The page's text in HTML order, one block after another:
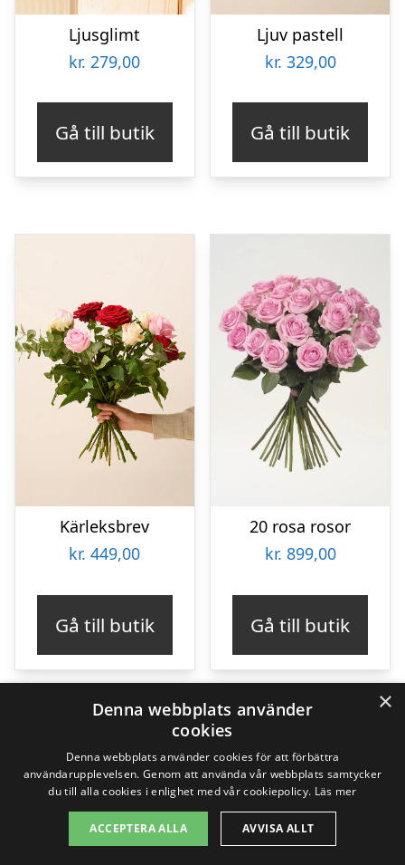
Ljusglimt
kr. 279,00
Gå till butik
Ljuv pastell
kr. 329,00
Gå till butik
Kärleksbrev
kr. 449,00
Gå till butik
20 rosa rosor
kr. 899,00
Gå till butik
Produkter 190190
produkter
Copyright 2026 - Pilanto Aps
×
Denna webbplats använder
cookies
Denna webbplats använder cookies för att förbättra
användarupplevelsen. Genom att använda vår webbplats samtycker
du till alla cookies i enlighet med vår cookiepolicy. Läs mer
ACCEPTERA ALLA AVVISA ALLT